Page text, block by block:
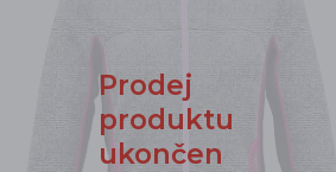
Prodej
produktu
ukončen